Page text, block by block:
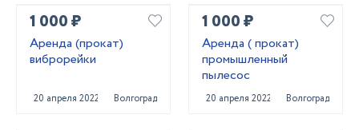
1 000 ₽
Аренда (прокат)
виброрейки
20 апреля 2022 Волгоград
1 000 ₽
Аренда ( прокат)
промышленный
пылесос
20 апреля 2022 Волгоград